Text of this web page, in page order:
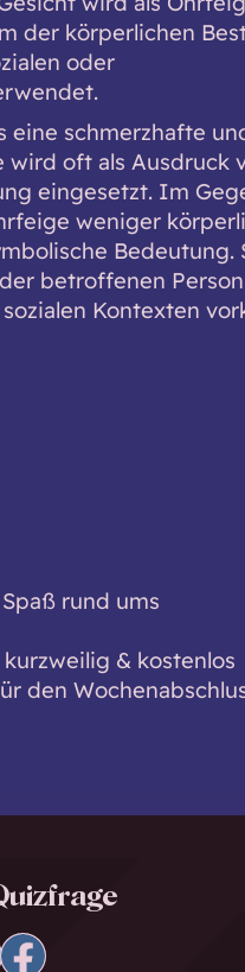
der körperlichen
oder
eine schmerzhafte
oft als Ausdruck
eingesetzt. Im
weniger
Bedeutung.
betroffenen
Kontexten
rund ums
kurzweilig & kostenlos
den